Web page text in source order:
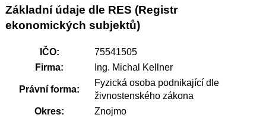
Základní údaje dle RES (Registr
ekonomických subjektů)
IČO:
75541505
Firma:
Ing. Michal Kellner
Právní forma:
Fyzická osoba podnikající dle
živnostenského zákona
Okres:
Znojmo